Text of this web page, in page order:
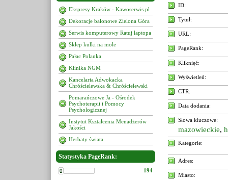
Ekspresy Kraków - Kawoserwis.pl
Dekoracje balonowe Zielona Góra
Serwis komputerowy Ratuj laptopa
Sklep kulki na mole
Pałac Polanka
Klinika NGM
Kancelaria Adwokacka
Chróścielewska & Chróścielewski
Pomarańczowe Ja - Ośrodek
Psychoterapii i Pomocy
Psychologicznej
Instytut Kształcenia Menadżerów
Jakości
Herbaty świata
Statystyka PageRank:
194
ID:
Tytuł:
URL:
PageRank:
Kliknięć:
Wyświetleń:
CTR:
Data dodania:
Słowa kluczowe:
mazowieckie,
Kategorie:
Adres:
Miasto: